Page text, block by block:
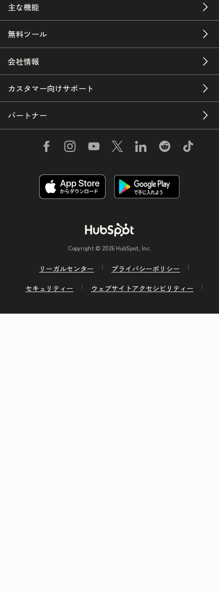
主な機能
無料ツール
会社情報
カスタマー向けサポート
パートナー
Copyright © 2026 HubSpot, Inc.
リーガルセンター
プライバシーポリシー
セキュリティー
ウェブサイトアクセシビリティー